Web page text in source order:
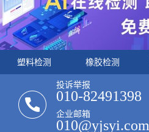
塑料检测 橡胶检测
投诉举报
010-82491398
企业邮箱
010@yjsyi.com